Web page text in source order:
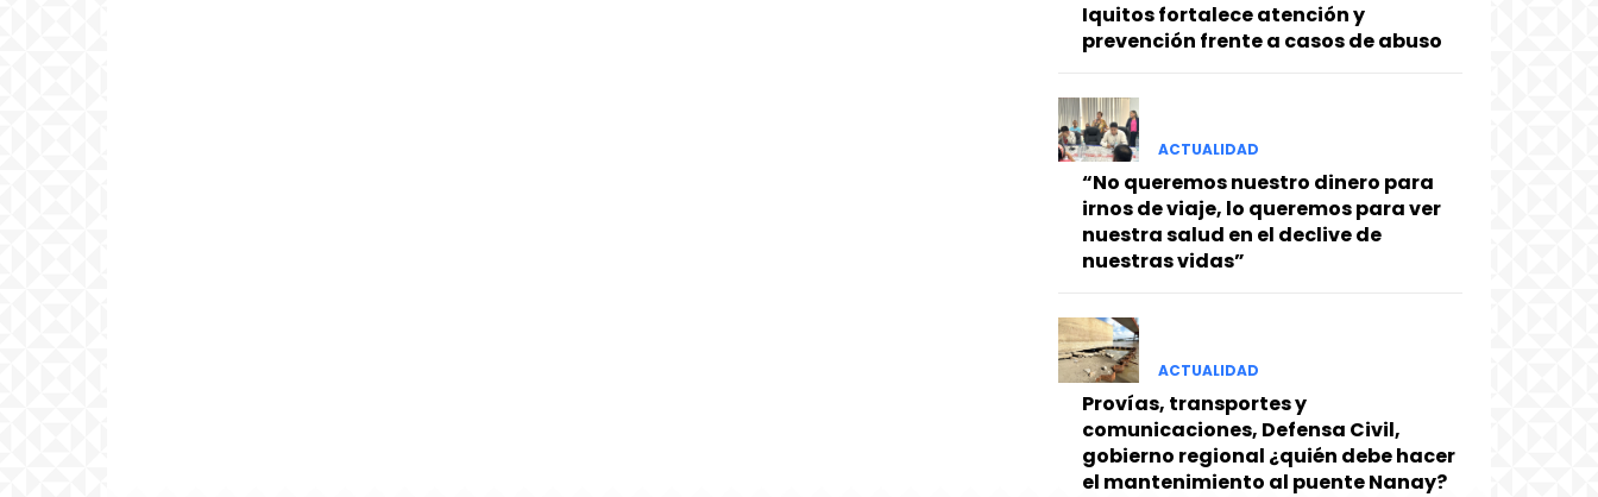
Iquitos fortalece atención y
prevención frente a casos de abuso
ACTUALIDAD
“No queremos nuestro dinero para
irnos de viaje, lo queremos para ver
nuestra salud en el declive de
nuestras vidas”
ACTUALIDAD
Provías, transportes y
comunicaciones, Defensa Civil,
gobierno regional ¿quién debe hacer
el mantenimiento al puente Nanay?